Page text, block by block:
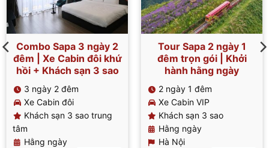
Combo Sapa 3 ngày 2
đêm | Xe Cabin đôi khứ
hồi + Khách sạn 3 sao
3 ngày 2 đêm
Xe Cabin đôi
Khách sạn 3 sao trung
tâm
Hằng ngày
Tour Sapa 2 ngày 1
đêm trọn gói | Khởi
hành hằng ngày
2 ngày 1 đêm
Xe Cabin VIP
Khách sạn 3 sao
Hằng ngày
Hà Nội